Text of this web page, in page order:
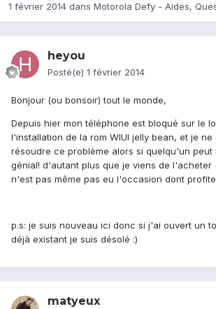
1 février 2014 dans Motorola Defy - Aides,
heyou
Posté(e) 1 février 2014
Bonjour (ou bonsoir) tout le monde,
Depuis hier mon téléphone est bloqué sur le
l'installation de la rom WIUI jelly bean, et je
résoudre ce problème alors si quelqu'un peut
génial! d'autant plus que je viens de l'acheter
n'est pas même pas eu l'occasion dont
p.s: je suis nouveau ici donc si j'ai ouvert un
déjà existant je suis désolé :)
matyeux